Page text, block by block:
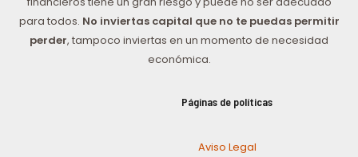
para todos. No inviertas capital que no te puedas permitir
perder, tampoco inviertas en un momento de necesidad
económica.
Páginas de políticas
Aviso Legal